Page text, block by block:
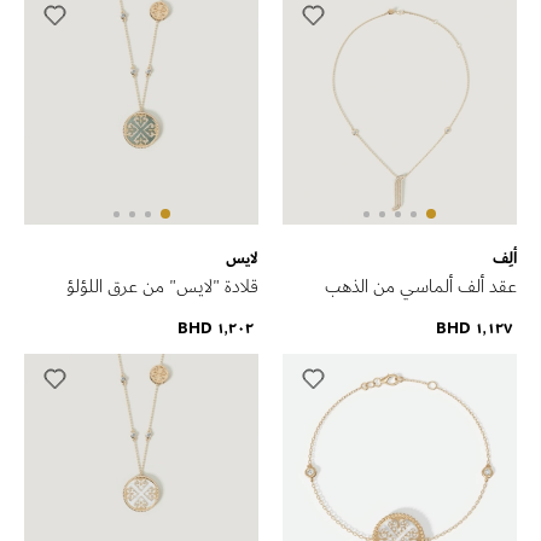
ألِف
عقد ألف ألماسي من الذهب
١٬١٢٧ BHD
لايس
قلادة "لايس" من عرق اللؤلؤ
١٬٢٠٢ BHD